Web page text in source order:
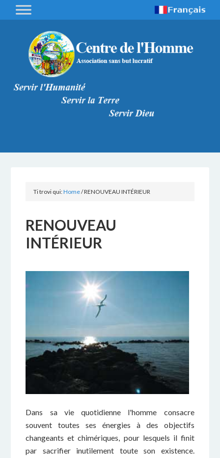
Ti trovi qui:Home/RENOUVEAU INTÉRIEUR
RENOUVEAU
INTÉRIEUR
Dans sa vie quotidienne l'homme consacre
souvent toutes ses énergies à des objectifs
changeants et chimériques, pour lesquels il finit
par sacrifier inutilement toute son existence.